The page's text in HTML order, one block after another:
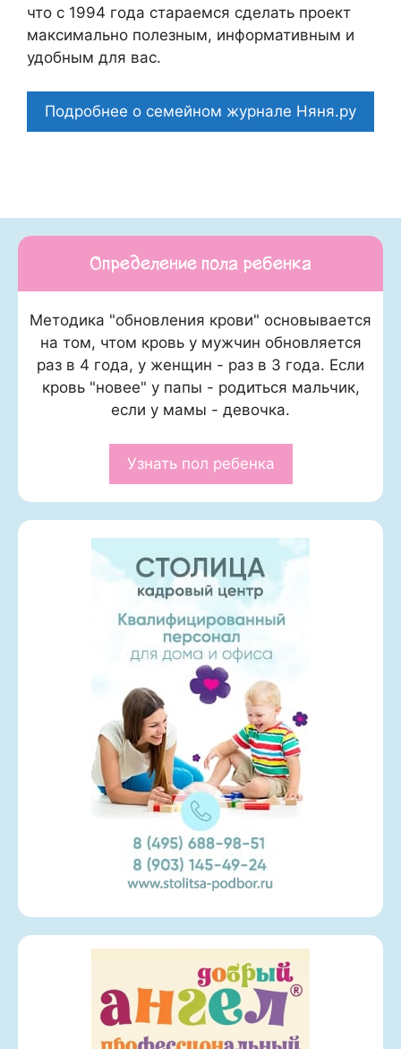
что c 1994 года стараемся сделать проект
максимально полезным, информативным и
удобным для вас.
Подробнее о семейном журнале Няня.ру
Определение пола ребенка
Методика "обновления крови" основывается
на том, чтом кровь у мужчин обновляется
раз в 4 года, у женщин - раз в 3 года. Если
кровь "новее" у папы - родиться мальчик,
если у мамы - девочка.
Узнать пол ребенка